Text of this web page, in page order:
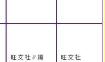
旺文社∥編 旺文社